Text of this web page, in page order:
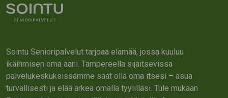
Sointu Senioripalvelut tarjoaa elämää, jossa kuuluu
ikäihmisen oma ääni. Tampereella sijaitsevissa
palvelukeskuksissamme saat olla oma itsesi – asua
turvallisesti ja elää arkea omalla tyylilläsi. Tule mukaan